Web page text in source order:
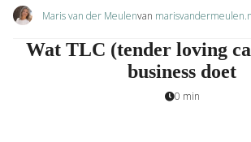
Maris van der Meulenvan
Wat TLC (tender loving
business doet
0 min